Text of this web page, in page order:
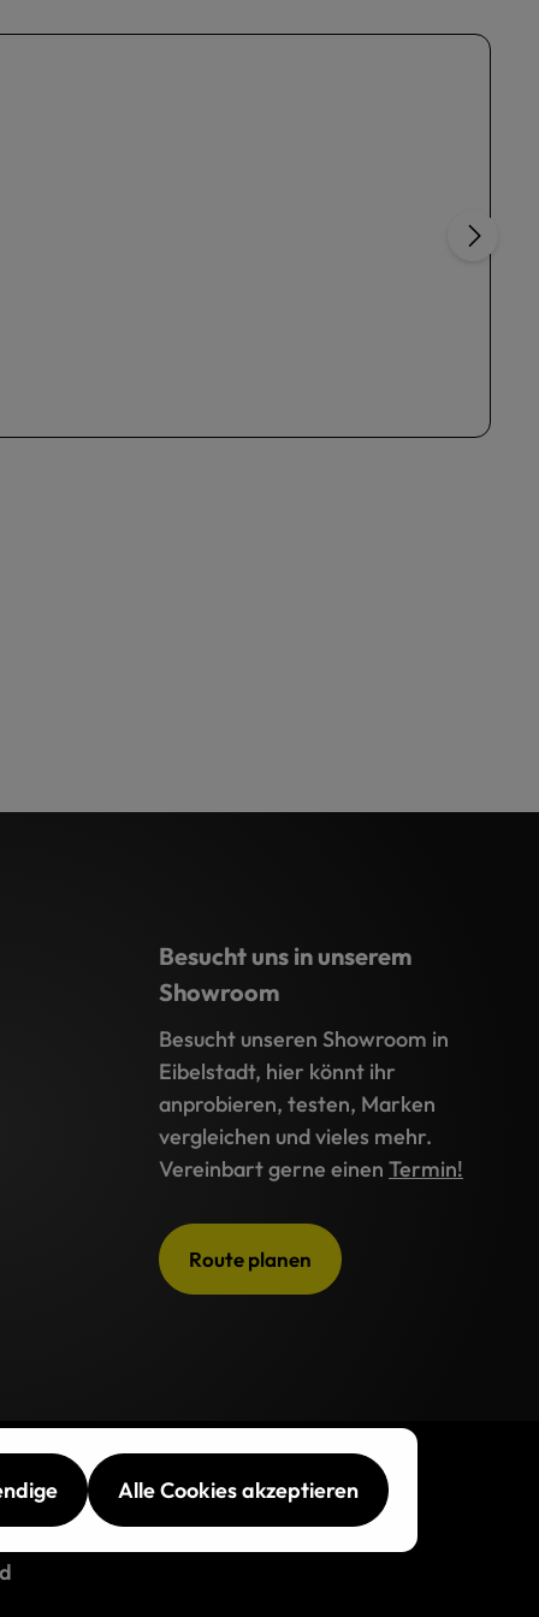
Besucht uns in unserem
Showroom
Besucht unseren Showroom in
Eibelstadt, hier könnt ihr
anprobieren, testen, Marken
vergleichen und vieles mehr.
Vereinbart gerne einen Termin!
Route planen
Alle Cookies akzeptieren